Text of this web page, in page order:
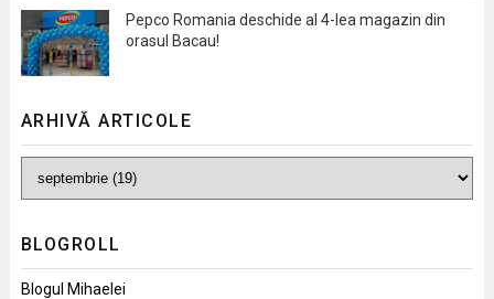
Pepco Romania deschide al 4-lea magazin din
orasul Bacau!
ARHIVĂ ARTICOLE
BLOGROLL
Blogul Mihaelei